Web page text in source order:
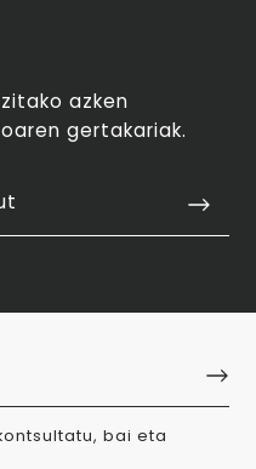
azken
gertakariak.
bai eta